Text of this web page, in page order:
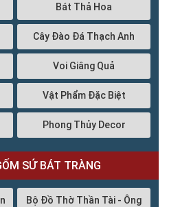
Bát Thả Hoa
Cây Đào Đá Thạch Anh
Voi Giâng Quả
Vật Phẩm Đặc Biệt
Phong Thủy Decor
SỨ BÁT TRÀNG
Bộ Đồ Thờ Thần Tài - Ông